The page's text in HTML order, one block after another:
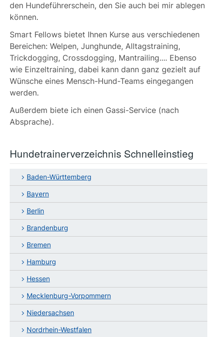
den Hundeführerschein, den Sie auch bei mir ablegen
können.
Smart Fellows bietet Ihnen Kurse aus verschiedenen
Bereichen: Welpen, Junghunde, Alltagstraining,
Trickdogging, Crossdogging, Mantrailing.... Ebenso
wie Einzeltraining, dabei kann dann ganz gezielt auf
Wünsche eines Mensch-Hund-Teams eingegangen
werden.
Außerdem biete ich einen Gassi-Service (nach
Absprache).
Hundetrainerverzeichnis Schnelleinstieg
Baden-Württemberg
Bayern
Berlin
Brandenburg
Bremen
Hamburg
Hessen
Mecklenburg-Vorpommern
Niedersachsen
Nordrhein-Westfalen